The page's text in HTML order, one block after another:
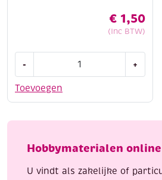
€ 1,50
(Inc BTW)
Toevoegen
-
cabochons
transparant,
+
Hobbymaterialen
U vindt als zakelijke of